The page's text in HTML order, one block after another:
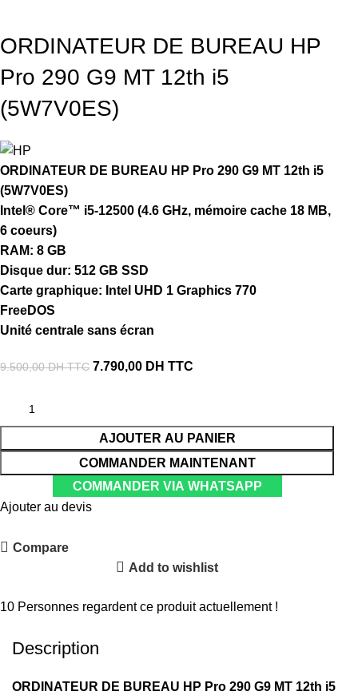
ORDINATEUR DE BUREAU HP
Pro 290 G9 MT 12th i5
(5W7V0ES)
ORDINATEUR DE BUREAU HP Pro 290 G9 MT 12th i5
(5W7V0ES)
Intel® Core™ i5-12500 (4.6 GHz, mémoire cache 18 MB,
6 coeurs)
RAM: 8 GB
Disque dur: 512 GB SSD
Carte graphique: Intel UHD 1 Graphics 770
FreeDOS
Unité centrale sans écran
9.500,00DH TTC 7.790,00 DH TTC
AJOUTER AU PANIER
COMMANDER MAINTENANT
COMMANDER VIA WHATSAPP
Ajouter au devis
Compare
Add to wishlist
10 Personnes regardent ce produit actuellement !
Description
ORDINATEUR DE BUREAU HP Pro 290 G9 MT 12th i5